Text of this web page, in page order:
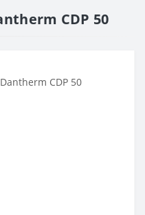
CDP 50